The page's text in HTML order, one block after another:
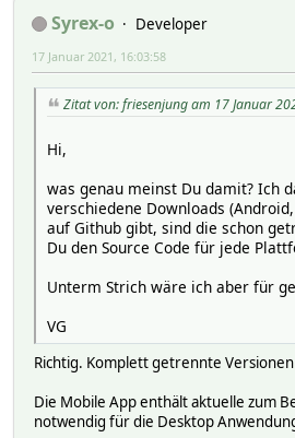
Syrex-o
Developer
17 Januar 2021, 16:03:58
Zitat von: friesenjung am 17 Januar
Hi,
was genau meinst Du damit? Ich
verschiedene Downloads
auf Github gibt, sind die schon
Du den Source Code für jede
Unterm Strich wäre ich aber für
VG
Richtig. Komplett getrennte
Die Mobile App enthält aktuelle zum
notwendig für die Desktop